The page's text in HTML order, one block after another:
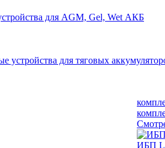
для AGM, Gel, Wet АКБ
устройства для тяговых
ИБП